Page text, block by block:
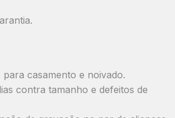
para casamento e noivado.
contra tamanho e defeitos de